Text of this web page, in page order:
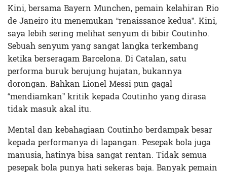
Kini, bersama Bayern Munchen, pemain kelahiran Rio
de Janeiro itu menemukan “renaissance kedua”. Kini,
saya lebih sering melihat senyum di bibir Coutinho.
Sebuah senyum yang sangat langka terkembang
ketika berseragam Barcelona. Di Catalan, satu
performa buruk berujung hujatan, bukannya
dorongan. Bahkan Lionel Messi pun gagal
“mendiamkan” kritik kepada Coutinho yang dirasa
tidak masuk akal itu.
Mental dan kebahagiaan Coutinho berdampak besar
kepada performanya di lapangan. Pesepak bola juga
manusia, hatinya bisa sangat rentan. Tidak semua
pesepak bola punya hati sekeras baja. Banyak pemain